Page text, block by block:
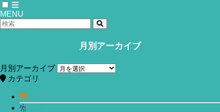
MENU
月別アーカイブ
月別アーカイブ
カテゴリ
年を重ねて見た目に差が出る
「美容」カテゴリ